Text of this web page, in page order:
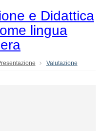
e Didattica
lingua
Valutazione